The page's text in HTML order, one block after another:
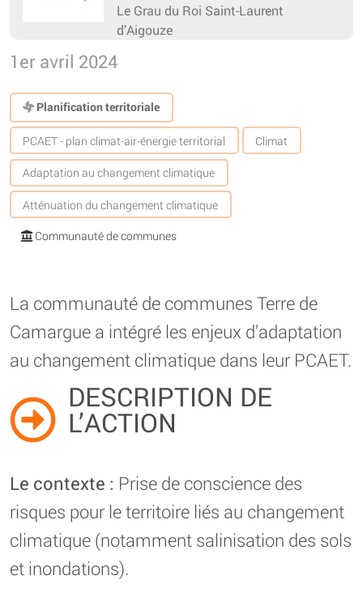
Le Grau du Roi Saint-Laurent
d’Aigouze
1er avril 2024
Planification territoriale
PCAET - plan climat-air-énergie territorial Climat
Adaptation au changement climatique
Atténuation du changement climatique
Communauté de communes
La communauté de communes Terre de
Camargue a intégré les enjeux d’adaptation
au changement climatique dans leur PCAET.
DESCRIPTION DE
L’ACTION
Le contexte : Prise de conscience des
risques pour le territoire liés au changement
climatique (notamment salinisation des sols
et inondations).